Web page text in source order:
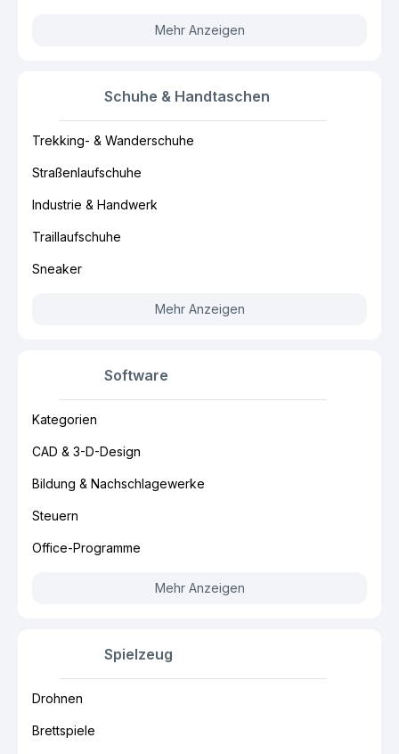
Mehr Anzeigen
Schuhe & Handtaschen
Trekking- & Wanderschuhe
Straßenlaufschuhe
Industrie & Handwerk
Traillaufschuhe
Sneaker
Mehr Anzeigen
Software
Kategorien
CAD & 3-D-Design
Bildung & Nachschlagewerke
Steuern
Office-Programme
Mehr Anzeigen
Spielzeug
Drohnen
Brettspiele